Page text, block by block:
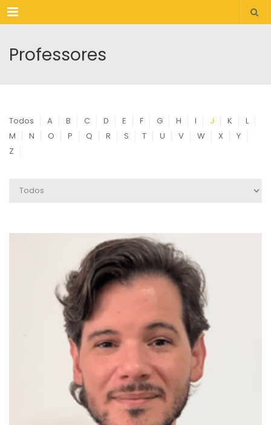
Menu
Professores
Todos A B C D E F G H I J K
L
M
N O P Q R S T U V W X
Y
Z